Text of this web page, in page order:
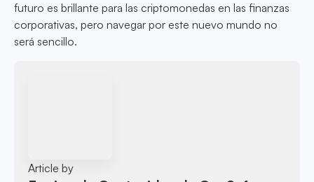
futuro es brillante para las criptomonedas en las finanzas
corporativas, pero navegar por este nuevo mundo no
será sencillo.
Article by